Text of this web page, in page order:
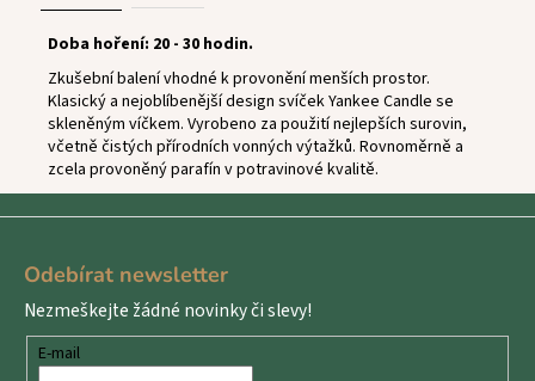
Doba hoření: 20 - 30 hodin.
Zkušební balení vhodné k provonění menších prostor.
Klasický a nejoblíbenější design svíček Yankee Candle se
skleněným víčkem. Vyrobeno za použití nejlepších surovin,
včetně čistých přírodních vonných výtažků. Rovnoměrně a
zcela provoněný parafín v potravinové kvalitě.
Odebírat newsletter
Nezmeškejte žádné novinky či slevy!
E-mail